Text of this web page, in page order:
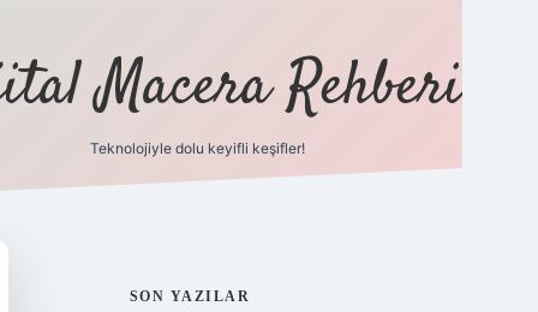
Macera Rehberi
Teknolojiyle dolu keyifli keşifler!
SON YAZILAR